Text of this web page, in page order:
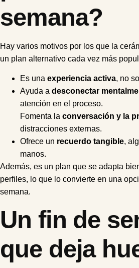
semana?
Hay varios motivos por los que la
un plan alternativo cada vez más
Es una experiencia activa, no
Ayuda a desconectar
atención en el proceso.
Fomenta la conversación y la
distracciones externas.
Ofrece un recuerdo tangible,
manos.
Además, es un plan que se adapta
perfiles, lo que lo convierte en una
semana.
Un fin de
que deja